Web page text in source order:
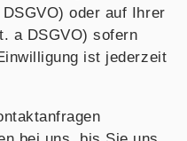
oder auf Ihrer
a DSGVO) sofern
ist jederzeit